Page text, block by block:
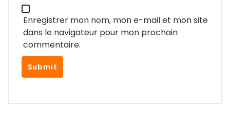
Enregistrer mon nom, mon e-mail et mon site
dans le navigateur pour mon prochain
commentaire.